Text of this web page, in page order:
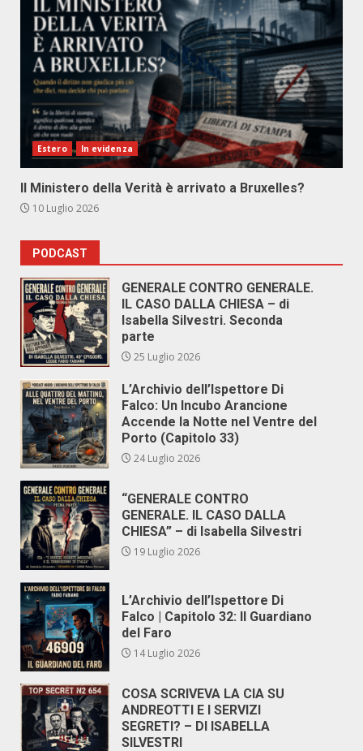
Estero In evidenza
Il Ministero della Verità è arrivato a Bruxelles?
10 Luglio 2026
PODCAST
GENERALE CONTRO GENERALE.
IL CASO DALLA CHIESA – di
Isabella Silvestri. Seconda
parte
25 Luglio 2026
L’Archivio dell’Ispettore Di
Falco: Un Incubo Arancione
Accende la Notte nel Ventre del
Porto (Capitolo 33)
24 Luglio 2026
“GENERALE CONTRO
GENERALE. IL CASO DALLA
CHIESA” – di Isabella Silvestri
19 Luglio 2026
L’Archivio dell’Ispettore Di
Falco | Capitolo 32: Il Guardiano
del Faro
14 Luglio 2026
COSA SCRIVEVA LA CIA SU
ANDREOTTI E I SERVIZI
SEGRETI? – DI ISABELLA
SILVESTRI